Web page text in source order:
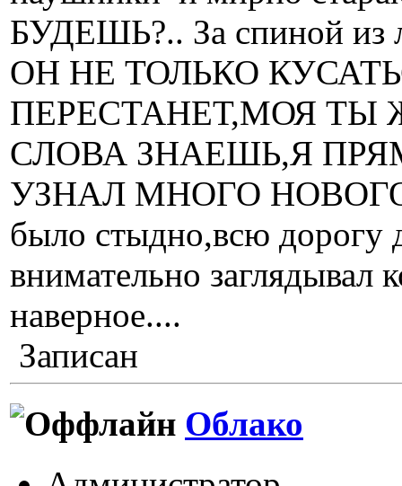
БУДЕШЬ?.. За спиной из
ОН НЕ ТОЛЬКО
ПЕРЕСТАНЕТ,МОЯ
СЛОВА ЗНАЕШЬ,Я
УЗНАЛ МНОГО НОВОГО...
было стыдно,всю дорогу
внимательно заглядывал
наверное....
Записан
Облако